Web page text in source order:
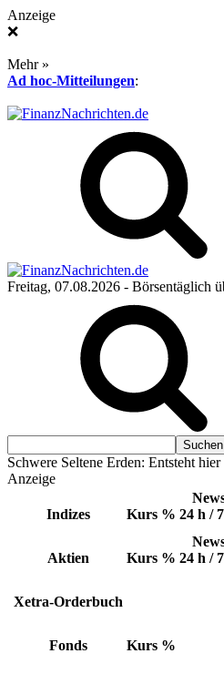
Anzeige
❌
Mehr »
Ad hoc-Mitteilungen:
Freitag, 07.08.2026 - Börsentäglich
Schwere Seltene Erden: Entsteht
Anzeige
Indizes Kurs % 24 h /
Aktien Kurs % 24 h /
Xetra-Orderbuch
Fonds Kurs %